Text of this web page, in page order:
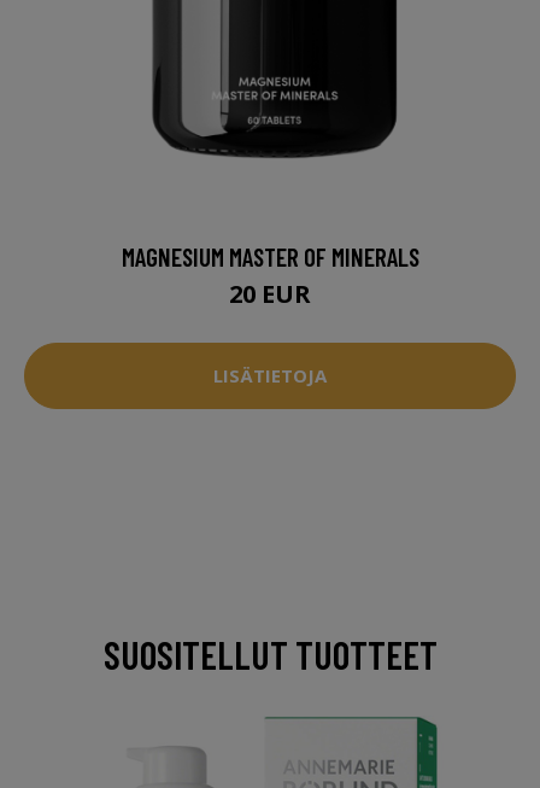
MAGNESIUM MASTER OF MINERALS
20 EUR
LISÄTIETOJA
SUOSITELLUT TUOTTEET